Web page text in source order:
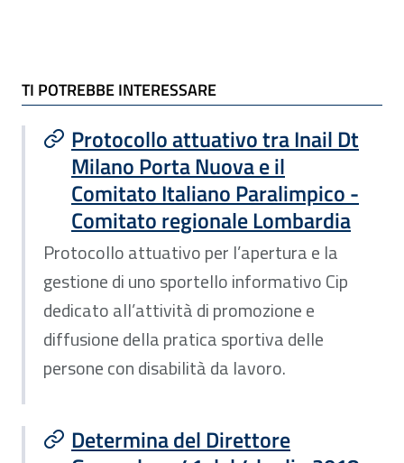
TI POTREBBE INTERESSARE
TI POTREBBE INTERESSARE
Protocollo attuativo tra Inail Dt
Milano Porta Nuova e il
Comitato Italiano Paralimpico -
Comitato regionale Lombardia
Protocollo attuativo per l’apertura e la
gestione di uno sportello informativo Cip
dedicato all’attività di promozione e
diffusione della pratica sportiva delle
persone con disabilità da lavoro.
Determina del Direttore